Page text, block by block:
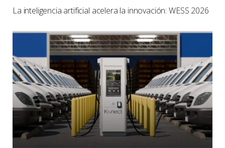
La inteligencia artificial acelera la innovación: WESS 2026